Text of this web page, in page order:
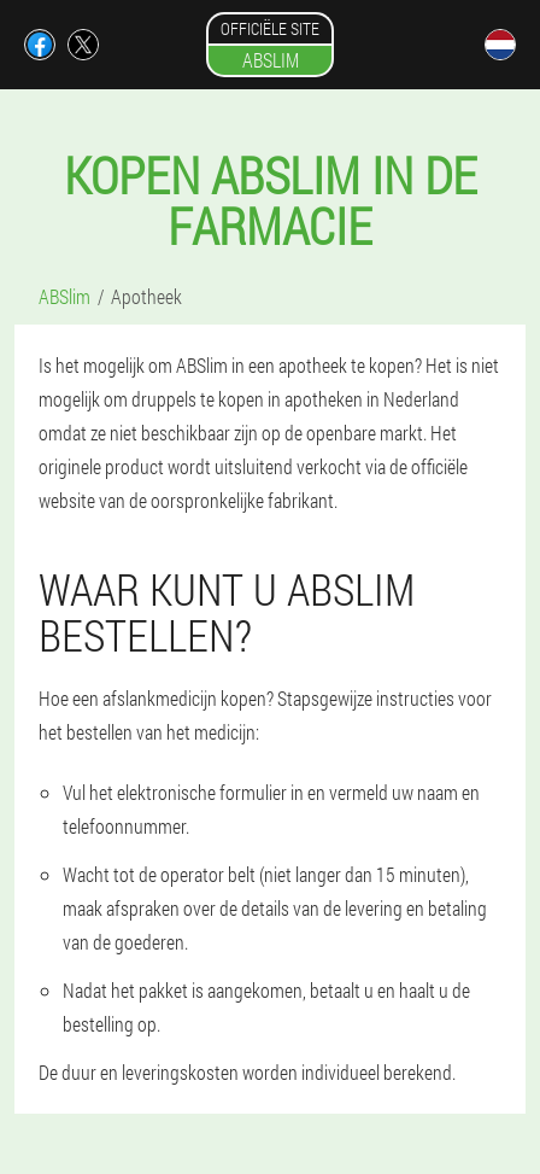
OFFICIËLE SITE
ABSLIM
KOPEN ABSLIM IN DE
FARMACIE
ABSlim Apotheek
Is het mogelijk om ABSlim in een apotheek te kopen? Het is niet
mogelijk om druppels te kopen in apotheken in Nederland
omdat ze niet beschikbaar zijn op de openbare markt. Het
originele product wordt uitsluitend verkocht via de officiële
website van de oorspronkelijke fabrikant.
WAAR KUNT U ABSLIM
BESTELLEN?
Hoe een afslankmedicijn kopen? Stapsgewijze instructies voor
het bestellen van het medicijn:
Vul het elektronische formulier in en vermeld uw naam en
telefoonnummer.
Wacht tot de operator belt (niet langer dan 15 minuten),
maak afspraken over de details van de levering en betaling
van de goederen.
Nadat het pakket is aangekomen, betaalt u en haalt u de
bestelling op.
De duur en leveringskosten worden individueel berekend.